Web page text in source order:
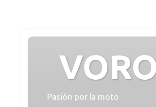
Pasión por la moto